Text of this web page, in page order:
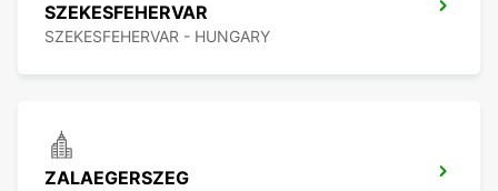
SZEKESFEHERVAR
SZEKESFEHERVAR - HUNGARY
ZALAEGERSZEG